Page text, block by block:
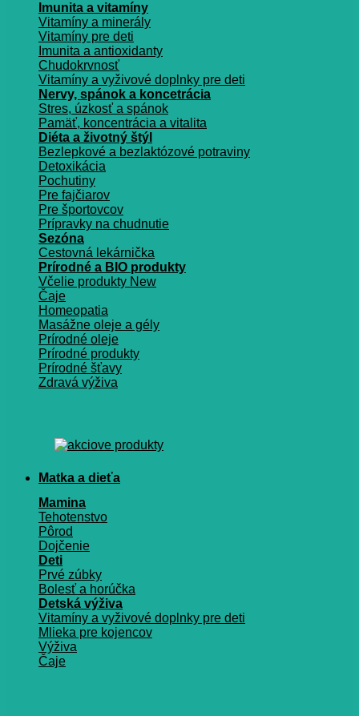
Imunita a vitamíny
Vitamíny a minerály
Vitamíny pre deti
Imunita a antioxidanty
Chudokrvnosť
Vitamíny a vyživové doplnky pre deti
Nervy, spánok a koncetrácia
Stres, úzkosť a spánok
Pamäť, koncentrácia a vitalita
Diéta a životný štýl
Bezlepkové a bezlaktózové potraviny
Detoxikácia
Pochutiny
Pre fajčiarov
Pre športovcov
Prípravky na chudnutie
Sezóna
Cestovná lekárnička
Prírodné a BIO produkty
Včelie produkty
Čaje
Homeopatia
Masážne oleje a gély
Prírodné oleje
Prírodné produkty
Prírodné šťavy
Zdravá výživa
Matka a dieťa
Mamina
Tehotenstvo
Pôrod
Dojčenie
Deti
Prvé zúbky
Bolesť a horúčka
Detská výživa
Vitamíny a vyživové doplnky pre deti
Mlieka pre kojencov
Výživa
Čaje